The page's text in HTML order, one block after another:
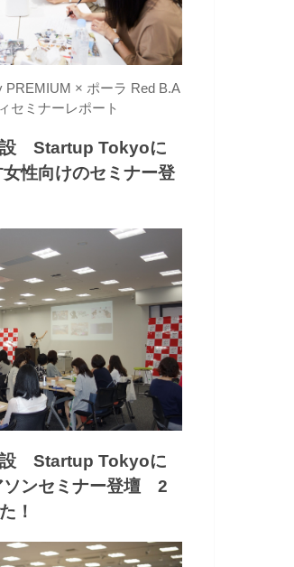
PREMIUM × ポーラ Red B.A
セミナーレポート
設 Startup Tokyoに
性向けのセミナー登
設 Startup Tokyoに
ソンセミナー登壇 2
！